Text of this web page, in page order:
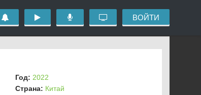
ВОЙТИ
Год: 2022
Страна: Китай